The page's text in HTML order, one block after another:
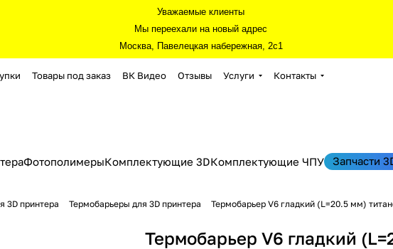
Уважаемые клиенты
Мы переехали на новый адрес
Москва, Павелецкая набережная, 2с1
Товары под заказ ВК Видео Отзывы Услуги Контакты
ФотополимерыКомплектующие 3DКомплектующие ЧПУ Запчасти
3D принтера Термобарьеры для 3D принтера Термобарьер V6 гладкий (L=20.5 мм)
Термобарьер V6 гладкий